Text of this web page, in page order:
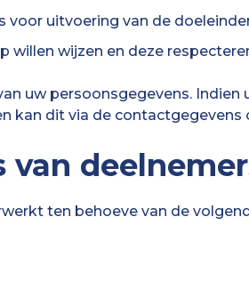
uitvoering van de
willen wijzen en deze
uw persoonsgegevens.
kan dit via de
van
ten behoeve van de